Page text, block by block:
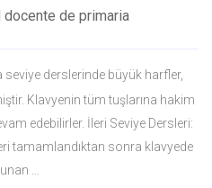
de primaria
seviye derslerinde büyük harfler,
Klavyenin tüm tuşlarına hakim
edebilirler. İleri Seviye Dersleri:
tamamlandıktan sonra klavyede
…